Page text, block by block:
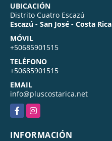
UBICACIÓN
Distrito Cuatro Escazú
Escazú - San José - Costa Rica
MÓVIL
+50685901515
TELÉFONO
+50685901515
EMAIL
info@pluscostarica.net
FacebookInstagram
INFORMACIÓN